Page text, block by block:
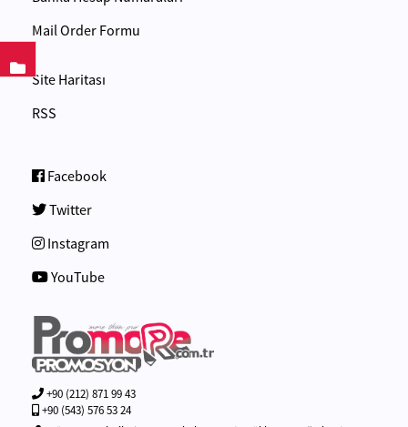
Mail Order Formu
Site Haritası
RSS
Facebook
Twitter
Instagram
YouTube
+90 (212) 871 99 43
+90 (543) 576 53 24